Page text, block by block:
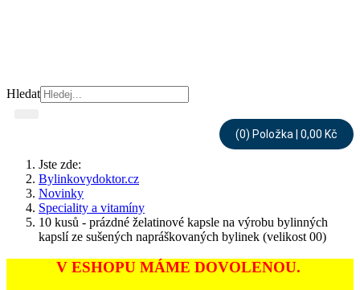
Hledat
(0) Položka | 0,00 Kč
Jste zde:
Bylinkovydoktor.cz
Novinky
Speciality a vitamíny
10 kusů - prázdné želatinové kapsle na výrobu bylinných
kapslí ze sušených napráškovaných bylinek (velikost 00)
V ESHOPU MÁME DOVOLENOU.